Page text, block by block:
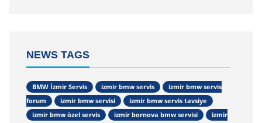
NEWS TAGS
BMW İzmir Servis izmir bmw servis
izmir bmw servis
forum
izmir bmw servisi
izmir bmw servis tavsiye
izmir bmw özel servis
izmir bornova bmw servisi
izmir